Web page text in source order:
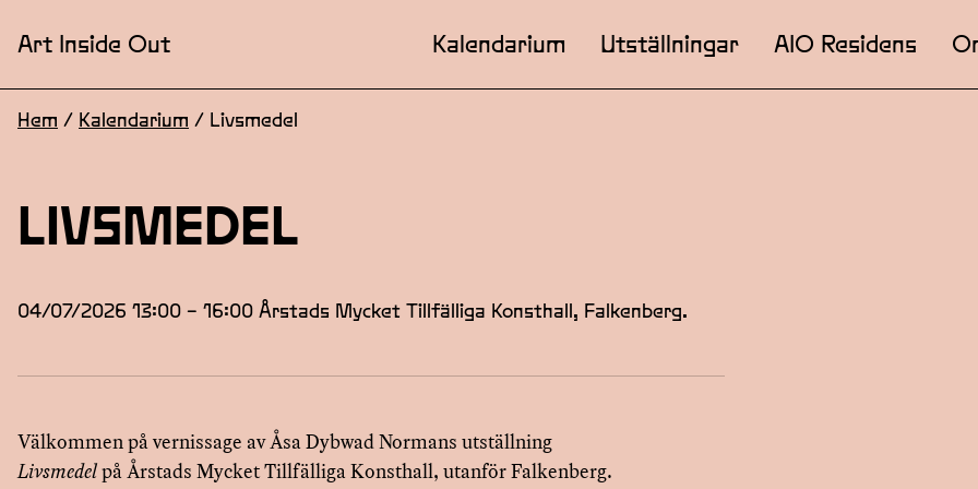
Art Inside Out Kalendarium Utställningar AIO Residens
Hem / Kalendarium / Livsmedel
LIVSMEDEL
04/07/2026 13:00 – 16:00 Årstads Mycket Tillfälliga Konsthall, Falkenberg.
Välkommen på vernissage av Åsa Dybwad Normans utställning
Livsmedelpå Årstads Mycket Tillfälliga Konsthall, utanför Falkenberg.